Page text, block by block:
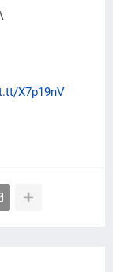
X7p19nV